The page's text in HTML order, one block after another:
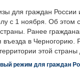
для граждан России
с 1 ноября. Об этом
страны. Ранее
въезда в Черногорию.
этой
режим для граждан